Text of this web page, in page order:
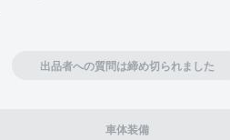
車体装備
出品者への質問は締め切られました